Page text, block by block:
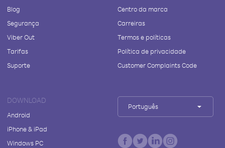
Blog
Segurança
Viber Out
Tarifas
Suporte
Centro da marca
Carreiras
Termos e políticas
Política de privacidade
Customer Complaints Code
DOWNLOAD
Android
iPhone & iPad
Windows PC
Português